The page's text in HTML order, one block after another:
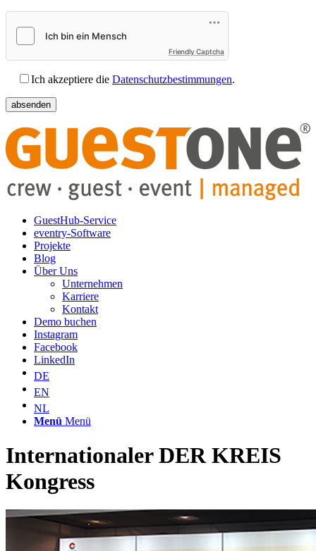
Friendly Captcha
Ich akzeptiere die Datenschutzbestimmungen.
GuestHub-Service
eventry-Software
Projekte
Blog
Über Uns
Unternehmen
Karriere
Kontakt
Demo buchen
Instagram
Facebook
LinkedIn
DE
EN
NL
Menü Menü
Internationaler DER KREIS
Kongress